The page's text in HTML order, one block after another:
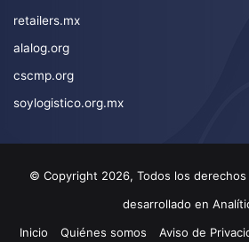
retailers.mx
alalog.org
cscmp.org
soylogistico.org.mx
© Copyright 2026, Todos los
desarrollado en
Inicio
Quiénes somos Aviso de